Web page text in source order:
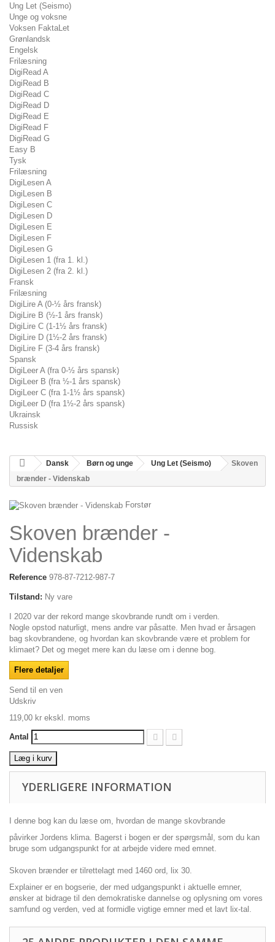
Ung Let (Seismo)
Unge og voksne
Voksen FaktaLet
Grønlandsk
Engelsk
Frilæsning
DigiRead A
DigiRead B
DigiRead C
DigiRead D
DigiRead E
DigiRead F
DigiRead G
Easy B
Tysk
Frilæsning
DigiLesen A
DigiLesen B
DigiLesen C
DigiLesen D
DigiLesen E
DigiLesen F
DigiLesen G
DigiLesen 1 (fra 1. kl.)
DigiLesen 2 (fra 2. kl.)
Fransk
Frilæsning
DigiLire A (0-½ års fransk)
DigiLire B (½-1 års fransk)
DigiLire C (1-1½ års fransk)
DigiLire D (1½-2 års fransk)
DigiLire F (3-4 års fransk)
Spansk
DigiLeer A (fra 0-½ års spansk)
DigiLeer B (fra ½-1 års spansk)
DigiLeer C (fra 1-1½ års spansk)
DigiLeer D (fra 1½-2 års spansk)
Ukrainsk
Russisk
Dansk Børn og unge Ung Let (Seismo)
Skoven
brænder - Videnskab
Forstør
Skoven brænder -
Videnskab
Reference 978-87-7212-987-7
Tilstand: Ny vare
I 2020 var der rekord mange skovbrande rundt om i verden.
Nogle opstod naturligt, mens andre var påsatte. Men hvad er årsagen
bag skovbrandene, og hvordan kan skovbrande være et problem for
klimaet? Det og meget mere kan du læse om i denne bog.
Flere detaljer
Send til en ven
Udskriv
119,00 kr ekskl. moms
Antal
Læg i kurv
YDERLIGERE INFORMATION
I denne bog kan du læse om, hvordan de mange skovbrande
påvirker Jordens klima. Bagerst i bogen er der spørgsmål, som du kan
bruge som udgangspunkt for at arbejde videre med emnet.
Skoven brænder er tilrettelagt med 1460 ord, lix 30.
Explainer er en bogserie, der med udgangspunkt i aktuelle emner,
ønsker at bidrage til den demokratiske dannelse og oplysning om vores
samfund og verden, ved at formidle vigtige emner med et lavt lix-tal.